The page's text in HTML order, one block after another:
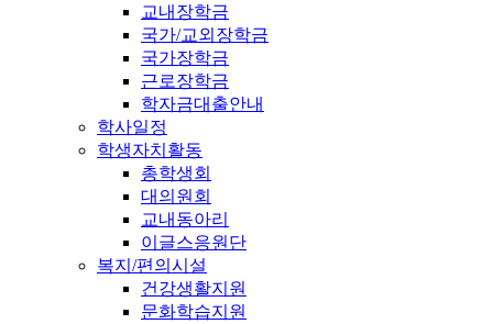
교내장학금
국가/교외장학금
국가장학금
근로장학금
학자금대출안내
학사일정
학생자치활동
총학생회
대의원회
교내동아리
이글스응원단
복지/편의시설
건강생활지원
문화학습지원